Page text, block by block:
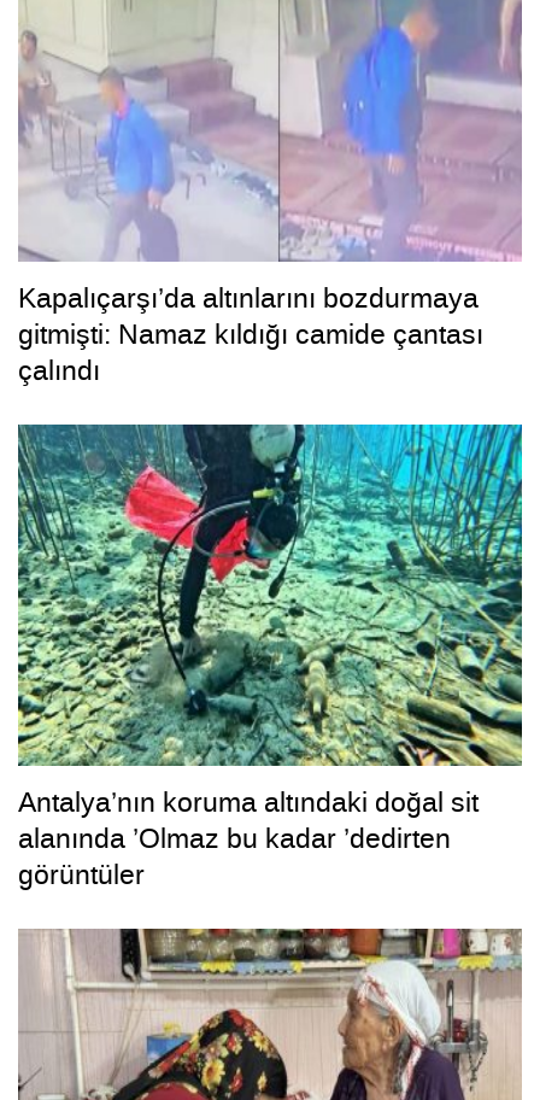
Kapalıçarşı’da altınlarını bozdurmaya
gitmişti: Namaz kıldığı camide çantası
çalındı
Antalya’nın koruma altındaki doğal sit
alanında ’Olmaz bu kadar ’dedirten
görüntüler